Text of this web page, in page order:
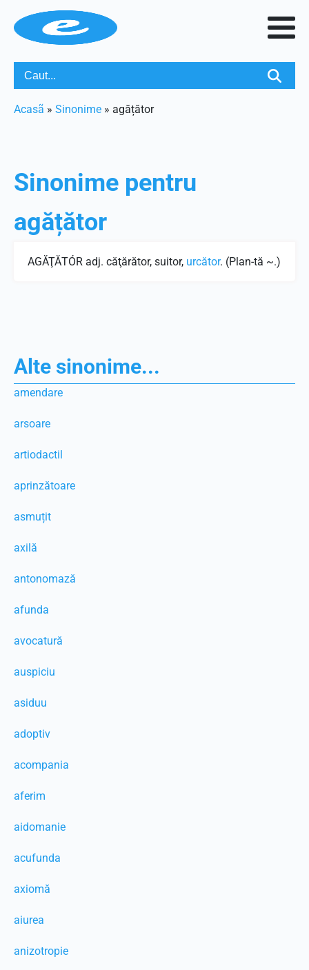
Acasã » Sinonime » agățător
Sinonime pentru
agățător
AGĂŢĂTÓR adj. căţărător, suitor, urcător. (Plan-tă ~.)
Alte sinonime...
amendare
arsoare
artiodactil
aprinzătoare
asmuțit
axilă
antonomază
afunda
avocatură
auspiciu
asiduu
adoptiv
acompania
aferim
aidomanie
acufunda
axiomă
aiurea
anizotropie